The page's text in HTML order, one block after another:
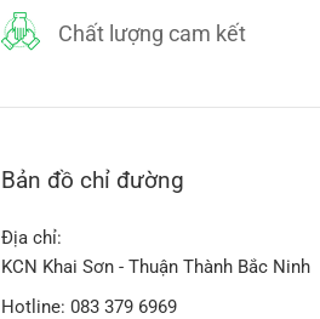
Chất lượng cam kết
Bản đồ chỉ đường
Địa chỉ:
KCN Khai Sơn - Thuận Thành Bắc Ninh
Hotline: 083 379 6969